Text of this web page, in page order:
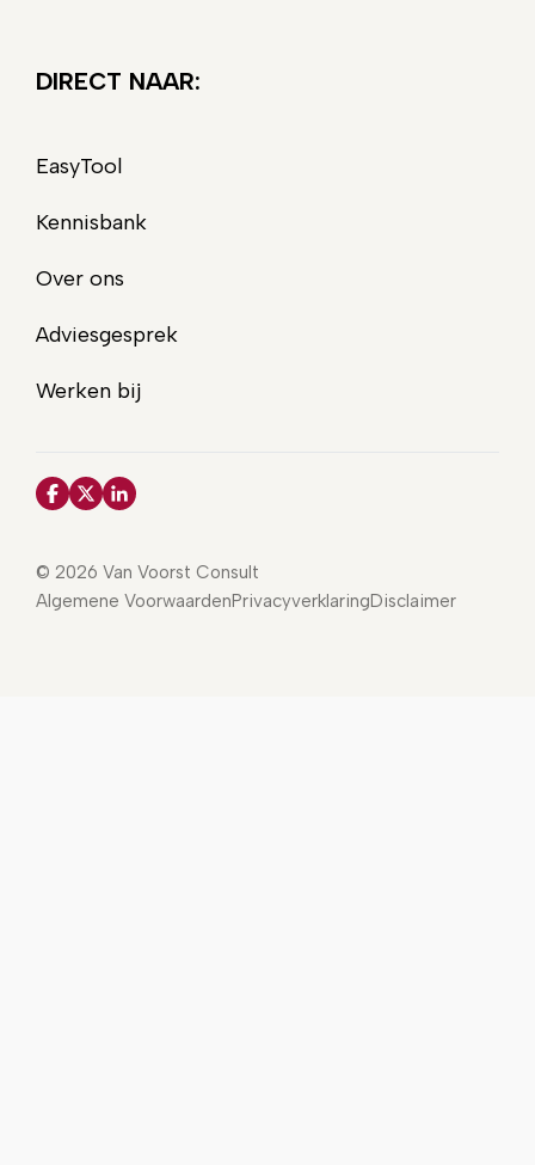
DIRECT NAAR:
EasyTool
Kennisbank
Over ons
Adviesgesprek
Werken bij
© 2026 Van Voorst Consult
Algemene VoorwaardenPrivacyverklaringDisclaimer